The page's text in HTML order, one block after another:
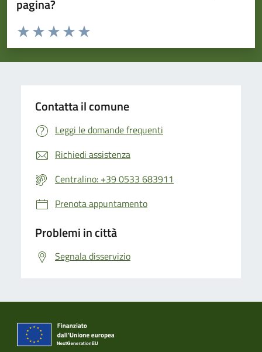
pagina?
Valuta da 1 a 5 stelle la pagina
Valuta 5 stelle su 5
Valuta 4 stelle su 5
Valuta 3 stelle su 5
Valuta 2 stelle su 5
Valuta 1 stelle su 5
Contatta il comune
Leggi le domande frequenti
Richiedi assistenza
Centralino: +39 0533 683911
Prenota appuntamento
Problemi in città
Segnala disservizio